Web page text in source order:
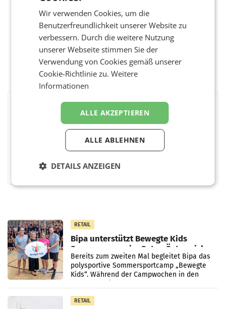
BEWERTEN SIE DIESEN ARTIKEL
RETAIL
Bipa unterstützt Bewegte Kids
Sommercamps im Osten Österreichs
Bereits zum zweiten Mal begleitet Bipa das
polysportive Sommersportcamp „Bewegte
Kids“. Während der Campwochen in den
RETAIL
Wir verwenden Cookies, um die
Benutzerfreundlichkeit unserer Website zu
verbessern. Durch die weitere Nutzung
unserer Webseite stimmen Sie der
Verwendung von Cookies gemäß unserer
Cookie-Richtlinie zu.Weitere
Informationen
ALLE AKZEPTIEREN
ALLE ABLEHNEN
DETAILS ANZEIGEN